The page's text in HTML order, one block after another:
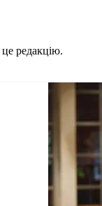
редакцію.